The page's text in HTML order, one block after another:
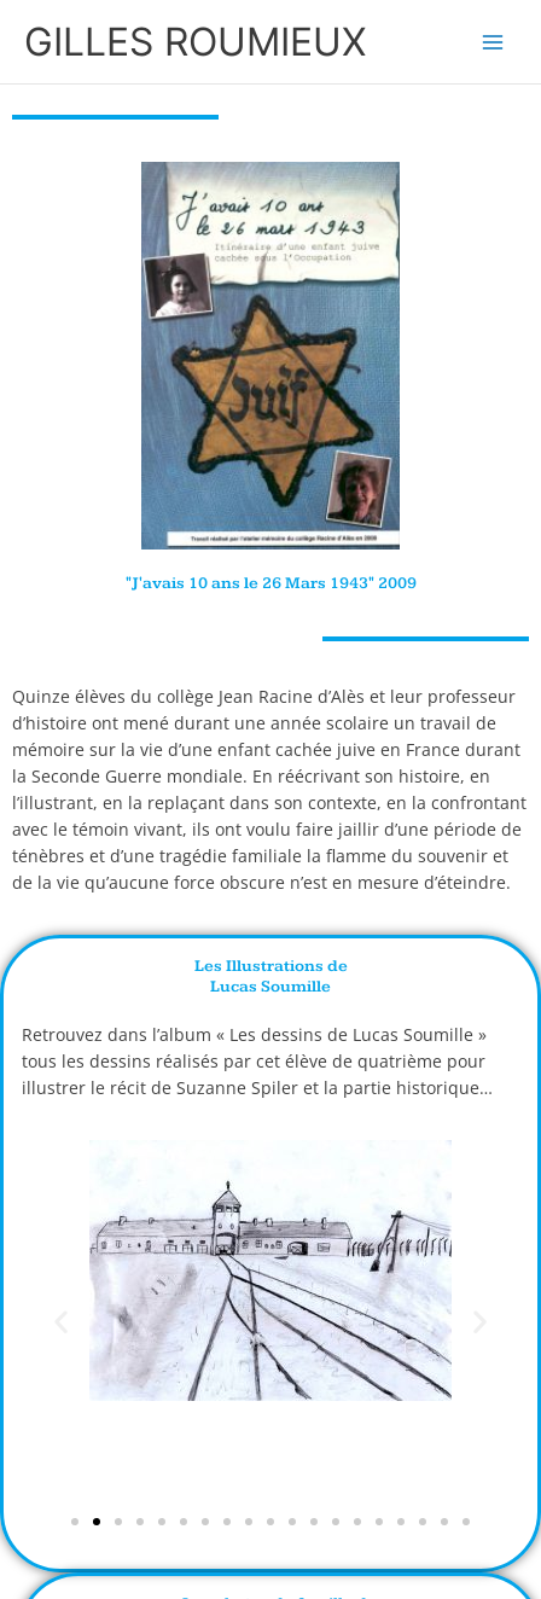
GILLES ROUMIEUX
"J'avais 10 ans le 26 Mars 1943" 2009
Quinze élèves du collège Jean Racine d’Alès et leur professeur
d’histoire ont mené durant une année scolaire un travail de
mémoire sur la vie d’une enfant cachée juive en France durant
la Seconde Guerre mondiale. En réécrivant son histoire, en
l’illustrant, en la replaçant dans son contexte, en la confrontant
avec le témoin vivant, ils ont voulu faire jaillir d’une période de
ténèbres et d’une tragédie familiale la flamme du souvenir et
de la vie qu’aucune force obscure n’est en mesure d’éteindre.
Les Illustrations de
Lucas Soumille
Retrouvez dans l’album « Les dessins de Lucas Soumille »
tous les dessins réalisés par cet élève de quatrième pour
illustrer le récit de Suzanne Spiler et la partie historique…